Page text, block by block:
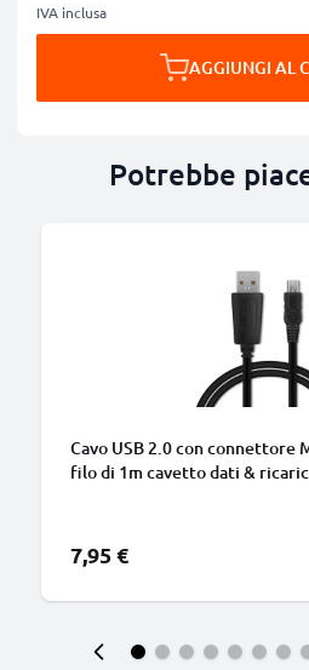
IVA inclusa
AGGIUNGI AL
Potrebbe
Cavo USB 2.0 con connettore
filo di 1m cavetto dati &
7,95 €